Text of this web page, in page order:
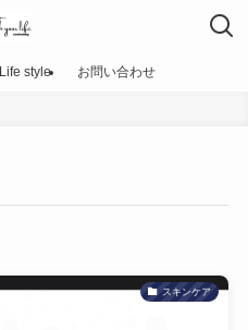
Life style お問い合わせ
スキンケア